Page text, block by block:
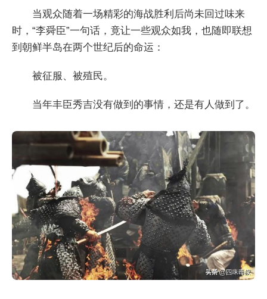
当观众随着一场精彩的海战胜利后尚未回过味来
时，“李舜臣”一句话，竟让一些观众如我，也随即联想
到朝鲜半岛在两个世纪后的命运：
被征服、被殖民。
当年丰臣秀吉没有做到的事情，还是有人做到了。